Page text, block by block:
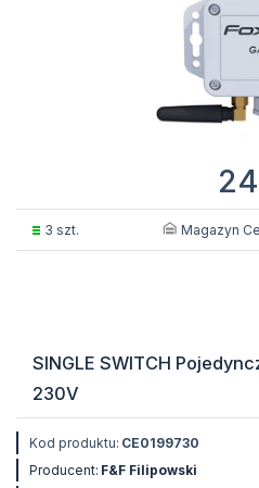
3 szt. Magazyn
SINGLE SWITCH
230V
Kod produktu: CE0199730
Producent: F&F Filipowski